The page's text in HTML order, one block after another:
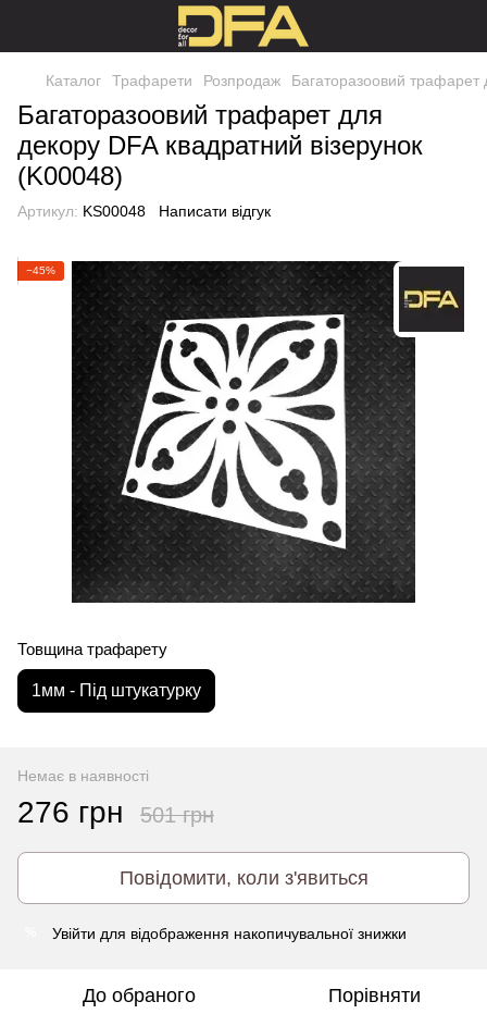
Каталог Трафарети Розпродаж Багаторазоовий трафарет
Багаторазоовий трафарет для
декору DFA квадратний візерунок
(K00048)
Артикул: KS00048 Написати відгук
−45%
Товщина трафарету
1мм - Під штукатурку
Немає в наявності
276 грн 501 грн
Повідомити, коли з'явиться
Увійти для відображення накопичувальної знижки
До обраного Порівняти